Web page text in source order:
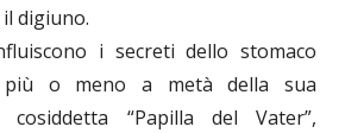
digiuno.
i secreti dello stomaco
o meno a metà della sua
cosiddetta “Papilla del Vater”,